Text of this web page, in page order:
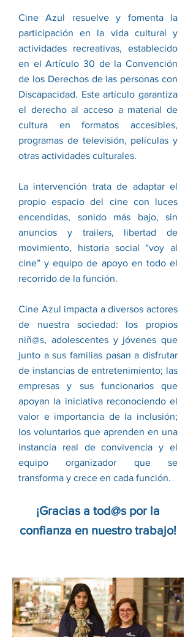
Cine Azul resuelve y fomenta la
participación en la vida cultural y
actividades recreativas, establecido
en el Artículo 30 de la Convención
de los Derechos de las personas con
Discapacidad. Este artículo garantiza
el derecho al acceso a material de
cultura en formatos accesibles,
programas de televisión, películas y
otras actividades culturales.
La intervención trata de adaptar el
propio espacio del cine con luces
encendidas, sonido más bajo, sin
anuncios y trailers, libertad de
movimiento, historia social “voy al
cine” y equipo de apoyo en todo el
recorrido de la función.
Cine Azul impacta a diversos actores
de nuestra sociedad: los propios
niñ@s, adolescentes y jóvenes que
junto a sus familias pasan a disfrutar
de instancias de entretenimiento; las
empresas y sus funcionarios que
apoyan la iniciativa reconociendo el
valor e importancia de la inclusión;
los voluntarios que aprenden en una
instancia real de convivencia y el
equipo organizador que se
transforma y crece en cada función.
¡Gracias a tod@s por la
confianza en nuestro trabajo!